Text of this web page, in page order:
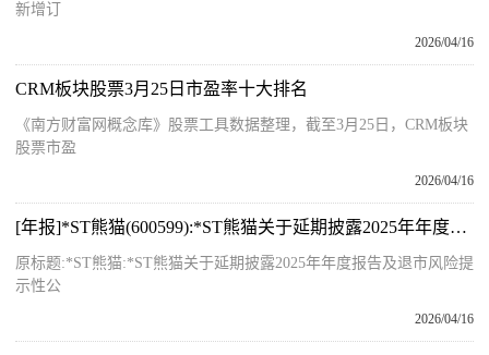
新增订
2026/04/16
CRM板块股票3月25日市盈率十大排名
《南方财富网概念库》股票工具数据整理，截至3月25日，CRM板块
股票市盈
2026/04/16
[年报]*ST熊猫(600599):*ST熊猫关于延期披露2025年年度报告及退市风险提示性公告
原标题:*ST熊猫:*ST熊猫关于延期披露2025年年度报告及退市风险提
示性公
2026/04/16